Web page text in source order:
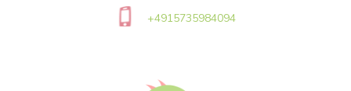
+4915735984094